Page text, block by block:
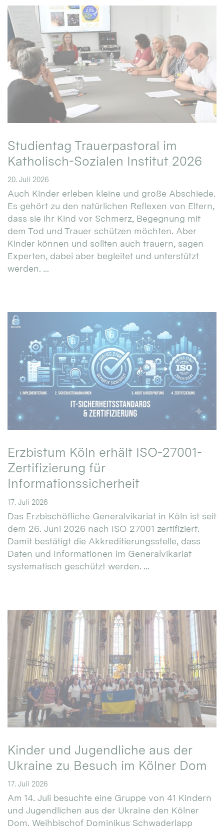
Studientag Trauerpastoral im
Katholisch-Sozialen Institut 2026
20. Juli 2026
Auch Kinder erleben kleine und große Abschiede.
Es gehört zu den natürlichen Reflexen von Eltern,
dass sie ihr Kind vor Schmerz, Begegnung mit
dem Tod und Trauer schützen möchten. Aber
Kinder können und sollten auch trauern, sagen
Experten, dabei aber begleitet und unterstützt
werden. ...
Erzbistum Köln erhält ISO-27001-
Zertifizierung für
Informationssicherheit
17. Juli 2026
Das Erzbischöfliche Generalvikariat in Köln ist seit
dem 26. Juni 2026 nach ISO 27001 zertifiziert.
Damit bestätigt die Akkreditierungsstelle, dass
Daten und Informationen im Generalvikariat
systematisch geschützt werden. ...
Kinder und Jugendliche aus der
Ukraine zu Besuch im Kölner Dom
17. Juli 2026
Am 14. Juli besuchte eine Gruppe von 41 Kindern
und Jugendlichen aus der Ukraine den Kölner
Dom. Weihbischof Dominikus Schwaderlapp